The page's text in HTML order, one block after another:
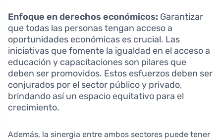
Enfoque en derechos económicos: Garantizar
que todas las personas tengan acceso a
oportunidades económicas es crucial. Las
iniciativas que fomente la igualdad en el acceso a
educación y capacitaciones son pilares que
deben ser promovidos. Estos esfuerzos deben ser
conjurados por el sector público y privado,
brindando así un espacio equitativo para el
crecimiento.
Además, la sinergia entre ambos sectores puede tener